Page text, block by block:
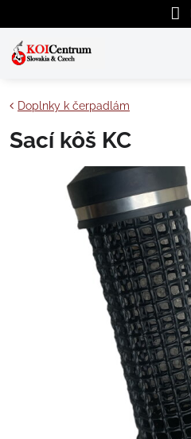
Doplnky k čerpadlám
Sací kôš KC